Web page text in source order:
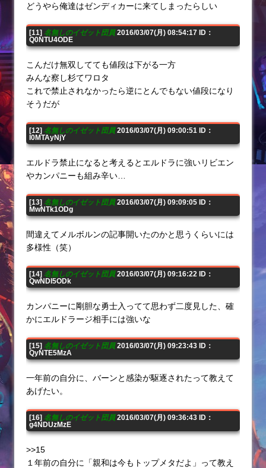
どうやら俺達はゼンディカーに来てしまったらしい
[11] 名無しのイゼット団員2016/03/07(月) 08:54:17 ID：
Q0NTU4ODE
こんだけ無双してても値段は下がる一方
みんな察し杉てワロタ
これで禁止されなかったら逆にとんでもない値段になり
そうだが
[12] 名無しのイゼット団員2016/03/07(月) 09:00:51 ID：
I0MTAyNjY
エルドラ禁止になると考えるとエルドラに強いリビエン
やカンパニーも組み辛い…
[13] 名無しのイゼット団員2016/03/07(月) 09:09:05 ID：
MwNTk1ODg
間違えてメルボルンの記事開いたのかと思うくらいには
多様性（笑）
[14] 名無しのイゼット団員2016/03/07(月) 09:16:22 ID：
QwNDI5ODk
カンパニーに剛胆な勇士入ってて思わず二度見した、確
かにエルドラージ相手には強いな
[15] 名無しのイゼット団員2016/03/07(月) 09:23:43 ID：
QyNTE5MzA
一年前の自分に、バーンと感染が駆逐されたって教えて
あげたい。
[16] 名無しのイゼット団員2016/03/07(月) 09:36:43 ID：
g4NDUzMzE
>>15
１年前の自分に「親和は今もトップメタだよ」って教え